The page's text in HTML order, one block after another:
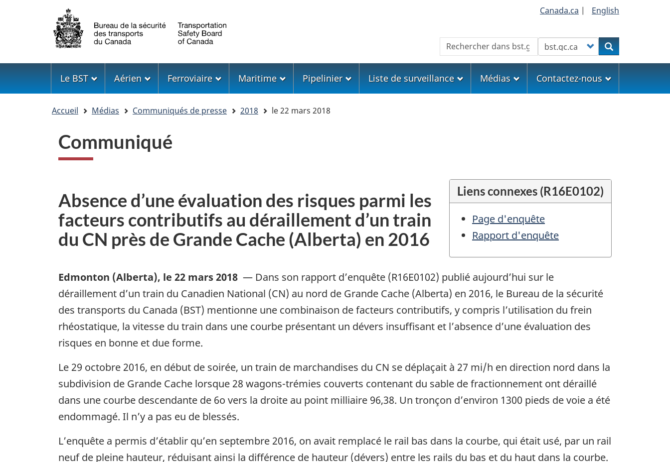
Sélection
de
la
langue
Canada.ca | English
Rechercher Customize your searchRechercher
Menu
Le BST Aérien Ferroviaire Maritime Pipelinier Liste de surveillance Médias Contactez-nous
Accueil Médias Communiqués de presse 2018 le 22 mars 2018
Communiqué
Liens connexes (R16E0102)
Page d'enquête
Rapport d'enquête
Absence d’une évaluation des risques parmi les
facteurs contributifs au déraillement d’un train
du CN près de Grande Cache (Alberta) en 2016
Edmonton (Alberta), le 22 mars 2018 — Dans son rapport d’enquête (R16E0102) publié aujourd’hui sur le
déraillement d’un train du Canadien National (CN) au nord de Grande Cache (Alberta) en 2016, le Bureau de la sécurité
des transports du Canada (BST) mentionne une combinaison de facteurs contributifs, y compris l’utilisation du frein
rhéostatique, la vitesse du train dans une courbe présentant un dévers insuffisant et l’absence d’une évaluation des
risques en bonne et due forme.
Le 29 octobre 2016, en début de soirée, un train de marchandises du CN se déplaçait à 27 mi/h en direction nord dans la
subdivision de Grande Cache lorsque 28 wagons-trémies couverts contenant du sable de fractionnement ont déraillé
dans une courbe descendante de 6o vers la droite au point milliaire 96,38. Un tronçon d’environ 1300 pieds de voie a été
endommagé. Il n’y a pas eu de blessés.
L’enquête a permis d’établir qu’en septembre 2016, on avait remplacé le rail bas dans la courbe, qui était usé, par un rail
neuf de pleine hauteur, réduisant ainsi la différence de hauteur (dévers) entre les rails du bas et du haut dans la courbe.